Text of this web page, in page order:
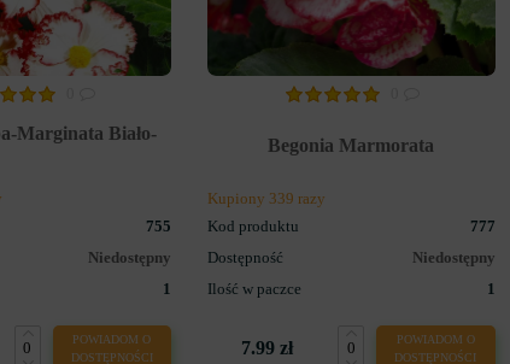
Marginata Biało-
755
Niedostępny
1
POWIADOM O
DOSTĘPNOŚCI
Begonia Marmorata
Kupiony 339 razy
Kod produktu
777
Dostępność
Niedostępny
Ilość w paczce
1
7.99 zł
POWIADOM O
DOSTĘPNOŚCI